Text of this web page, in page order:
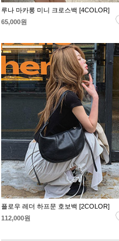
루나 마카롱 미니 크로스백 [4COLOR]
65,000원
플로우 레더 하프문 호보백 [2COLOR]
112,000원